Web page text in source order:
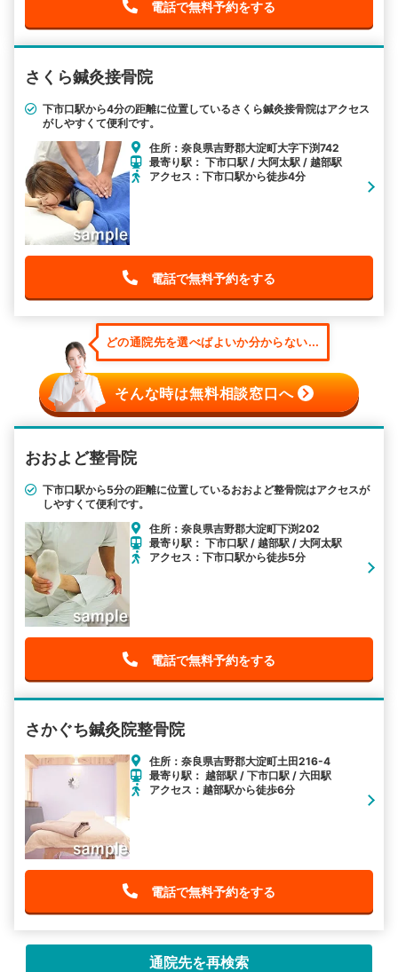
電話で無料予約をする
さくら鍼灸接骨院
下市口駅から4分の距離に位置しているさくら鍼灸接骨院はアクセス
がしやすくて便利です。
住所：奈良県吉野郡大淀町大字下渕742
最寄り駅： 下市口駅 / 大阿太駅 / 越部駅
アクセス：下市口駅から徒歩4分
電話で無料予約をする
どの通院先を選べばよいか分からない...
そんな時は無料相談窓口へ
おおよど整骨院
下市口駅から5分の距離に位置しているおおよど整骨院はアクセスが
しやすくて便利です。
住所：奈良県吉野郡大淀町下渕202
最寄り駅： 下市口駅 / 越部駅 / 大阿太駅
アクセス：下市口駅から徒歩5分
電話で無料予約をする
さかぐち鍼灸院整骨院
住所：奈良県吉野郡大淀町土田216-4
最寄り駅： 越部駅 / 下市口駅 / 六田駅
アクセス：越部駅から徒歩6分
電話で無料予約をする
通院先を再検索